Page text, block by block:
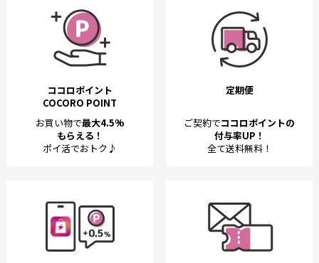
ココロポイント
COCORO POINT
お買い物で最大4.5%
もらえる！
ポイ活でおトク♪
定期便
ご契約でココロポイントの
付与率UP！
全て送料無料！